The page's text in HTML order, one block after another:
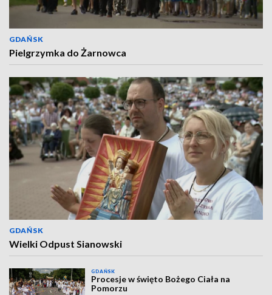
GDAŃSK
Pielgrzymka do Żarnowca
GDAŃSK
Wielki Odpust Sianowski
GDAŃSK
Procesje w święto Bożego Ciała na
Pomorzu